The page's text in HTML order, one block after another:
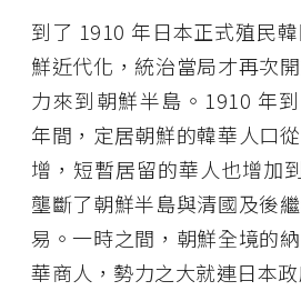
到了 1910 年日本正式殖民
鮮近代化，統治當局才再次
力來到朝鮮半島。1910 年
年間，定居朝鮮的韓華人口
增，短暫居留的華人也增加
壟斷了朝鮮半島與清國及後
易。一時之間，朝鮮全境的
華商人，勢力之大就連日本